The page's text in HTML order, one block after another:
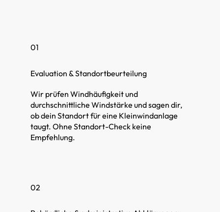
01
Evaluation & Standortbeurteilung
Wir prüfen Windhäufigkeit und
durchschnittliche Windstärke und sagen dir,
ob dein Standort für eine Kleinwindanlage
taugt. Ohne Standort-Check keine
Empfehlung.
02